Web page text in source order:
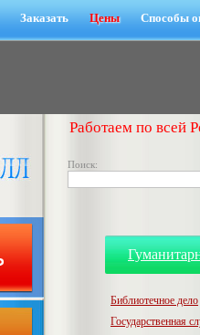
Заказать Цены Способы
Работаем по всей
Поиск:
Библиотечное дело
Государственная